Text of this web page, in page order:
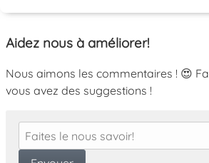
Aidez nous à améliorer!
Nous aimons les commentaires ! 😍
vous avez des suggestions !